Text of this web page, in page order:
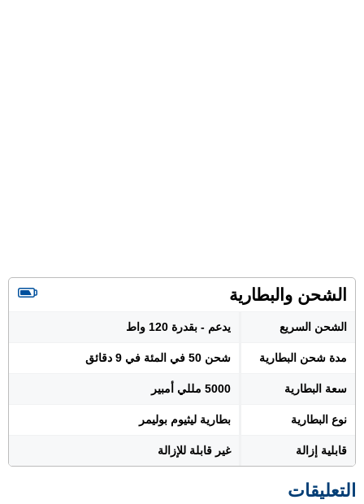
الشحن والبطارية
الشحن السريع يدعم - بقدرة 120 واط
مدة شحن البطارية شحن 50 في المئة في 9 دقائق
سعة البطارية 5000 مللي أمبير
نوع البطارية بطارية ليثيوم بوليمر
قابلية إزالة غير قابلة للإزالة
التعليقات